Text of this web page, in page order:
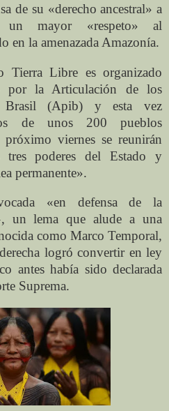
de su «derecho ancestral» a
mayor «respeto» al
en la amenazada Amazonía.
Tierra Libre es organizado
por la Articulación de los
Brasil (Apib) y esta vez
de unos 200 pueblos
viernes se reunirán
tres poderes del Estado y
permanente».
«en defensa de la
un lema que alude a una
como Marco Temporal,
logró convertir en ley
antes había sido declarada
Suprema.